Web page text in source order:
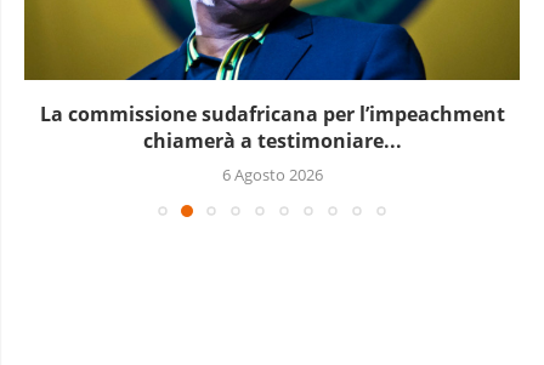
La commissione sudafricana per l’impeachment
chiamerà a testimoniare...
6 Agosto 2026